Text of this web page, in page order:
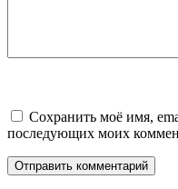
Сохранить моё имя,
последующих моих